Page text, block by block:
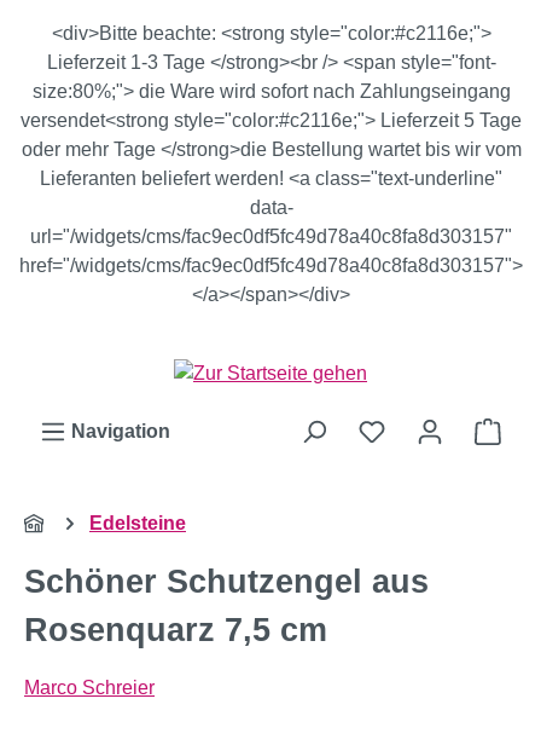
Zum Hauptinhalt springen
<div>Bitte beachte: <strong style="color:#c2116e;">
Lieferzeit 1-3 Tage </strong><br /> <span style="font-
size:80%;"> die Ware wird sofort nach Zahlungseingang
versendet<strong style="color:#c2116e;"> Lieferzeit 5 Tage
oder mehr Tage </strong>die Bestellung wartet bis wir vom
Lieferanten beliefert werden! <a class="text-underline"
data-
url="/widgets/cms/fac9ec0df5fc49d78a40c8fa8d303157"
href="/widgets/cms/fac9ec0df5fc49d78a40c8fa8d303157">
</a></span></div>
Navigation
Edelsteine
Schöner Schutzengel aus
Rosenquarz 7,5 cm
Marco Schreier